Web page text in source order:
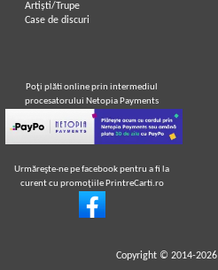
Artiști/Trupe
Case de discuri
Poţi plăti online prin intermediul
procesatorului Netopia Payments
Urmăreşte-ne pe facebook pentru a fi la
curent cu promoţiile PrintreCarti.ro
Copyright © 2014-2026